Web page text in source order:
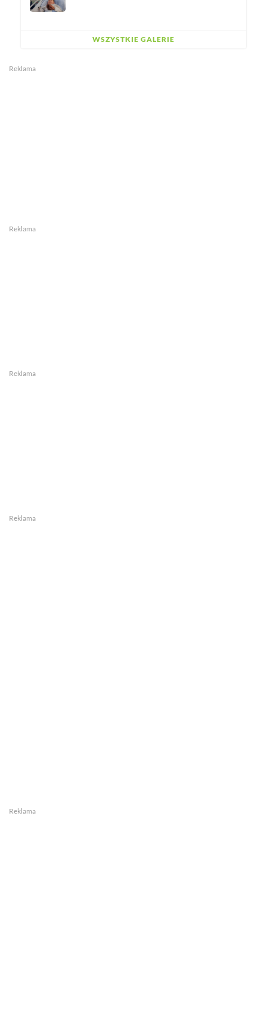
WSZYSTKIE GALERIE
Reklama
Reklama
Reklama
Reklama
Reklama